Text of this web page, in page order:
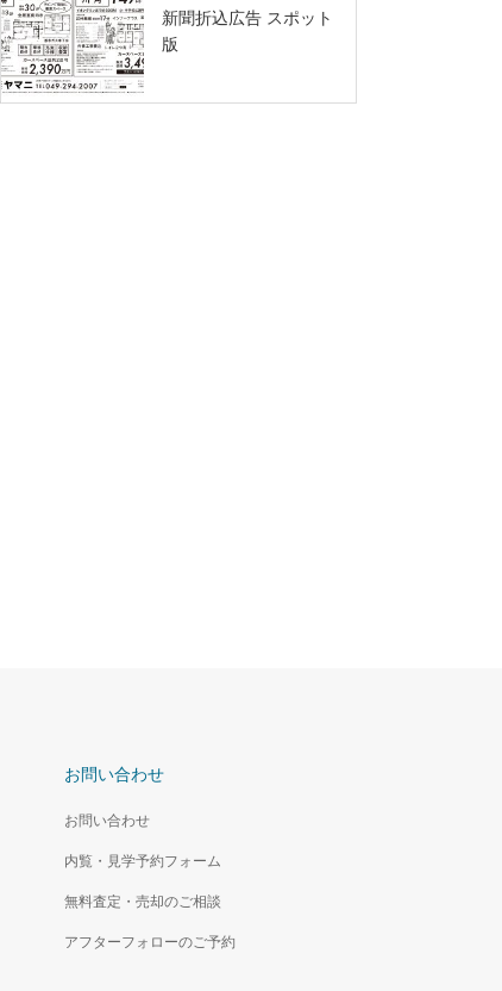
新聞折込広告 スポット
版
お問い合わせ
お問い合わせ
内覧・見学予約フォーム
無料査定・売却のご相談
アフターフォローのご予約